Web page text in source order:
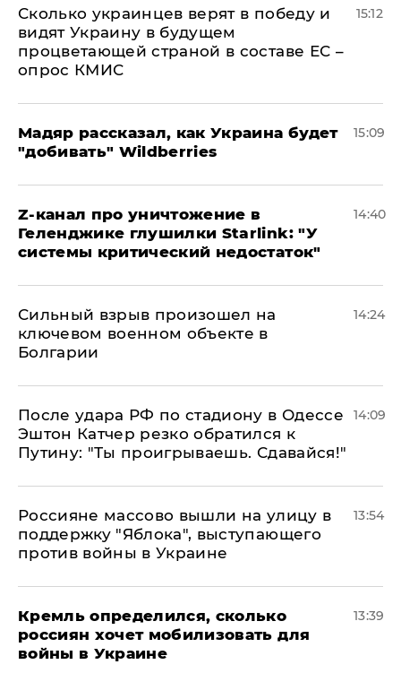
Сколько украинцев верят в победу и
видят Украину в будущем
процветающей страной в составе ЕС –
опрос КМИС
15:12
Мадяр рассказал, как Украина будет
"добивать" Wildberries
15:09
Z-канал про уничтожение в
Геленджике глушилки Starlink: "У
системы критический недостаток"
14:40
Сильный взрыв произошел на
ключевом военном объекте в
Болгарии
14:24
После удара РФ по стадиону в Одессе
Эштон Катчер резко обратился к
Путину: "Ты проигрываешь. Сдавайся!"
14:09
Россияне массово вышли на улицу в
поддержку "Яблока", выступающего
против войны в Украине
13:54
Кремль определился, сколько
россиян хочет мобилизовать для
войны в Украине
13:39